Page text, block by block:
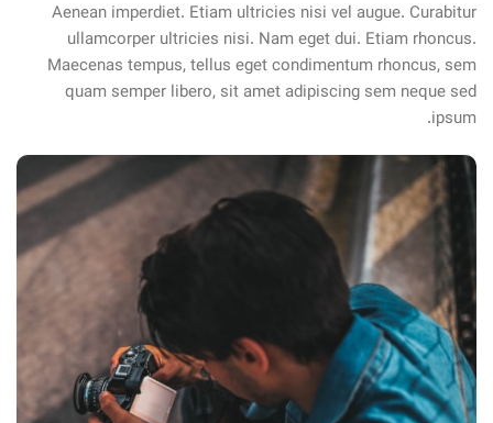
Aenean imperdiet. Etiam ultricies nisi vel augue. Curabitur
ullamcorper ultricies nisi. Nam eget dui. Etiam rhoncus.
Maecenas tempus, tellus eget condimentum rhoncus, sem
quam semper libero, sit amet adipiscing sem neque sed
ipsum.